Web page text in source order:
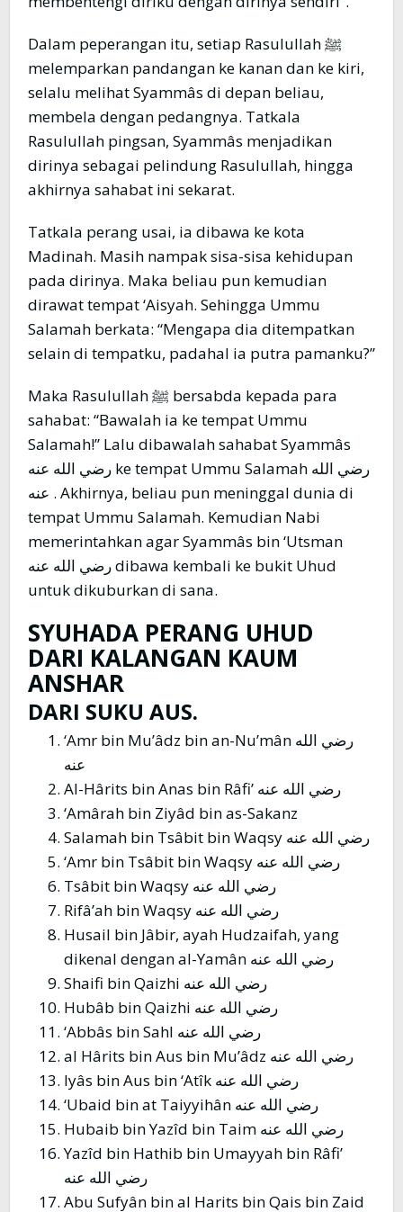
Dalam peperangan itu, setiap Rasulullah ﷺ
melemparkan pandangan ke kanan dan ke kiri,
selalu melihat Syammâs di depan beliau,
membela dengan pedangnya. Tatkala
Rasulullah pingsan, Syammâs menjadikan
dirinya sebagai pelindung Rasulullah, hingga
akhirnya sahabat ini sekarat.
Tatkala perang usai, ia dibawa ke kota
Madinah. Masih nampak sisa-sisa kehidupan
pada dirinya. Maka beliau pun kemudian
dirawat tempat ‘Aisyah. Sehingga Ummu
Salamah berkata: “Mengapa dia ditempatkan
selain di tempatku, padahal ia putra pamanku?”
Maka Rasulullah ﷺ bersabda kepada para
sahabat: “Bawalah ia ke tempat Ummu
Salamah!” Lalu dibawalah sahabat Syammâs
رضي الله عنه ke tempat Ummu Salamah رضي الله
عنه . Akhirnya, beliau pun meninggal dunia di
tempat Ummu Salamah. Kemudian Nabi
memerintahkan agar Syammâs bin ‘Utsman
رضي الله عنه dibawa kembali ke bukit Uhud
untuk dikuburkan di sana.
SYUHADA PERANG UHUD
DARI KALANGAN KAUM
ANSHAR
DARI SUKU AUS.
‘Amr bin Mu’âdz bin an-Nu’mân رضي الله
عنه
Al-Hârits bin Anas bin Râfi’ رضي الله عنه
‘Amârah bin Ziyâd bin as-Sakanz
Salamah bin Tsâbit bin Waqsy رضي الله عنه
‘Amr bin Tsâbit bin Waqsy رضي الله عنه
Tsâbit bin Waqsy رضي الله عنه
Rifâ’ah bin Waqsy رضي الله عنه
Husail bin Jâbir, ayah Hudzaifah, yang
dikenal dengan al-Yamân رضي الله عنه
Shaifi bin Qaizhi رضي الله عنه
Hubâb bin Qaizhi رضي الله عنه
‘Abbâs bin Sahl رضي الله عنه
al Hârits bin Aus bin Mu’âdz رضي الله عنه
Iyâs bin Aus bin ‘Atîk رضي الله عنه
‘Ubaid bin at Taiyyihân رضي الله عنه
Hubaib bin Yazîd bin Taim رضي الله عنه
Yazîd bin Hathib bin Umayyah bin Râfi’
رضي الله عنه
Abu Sufyân bin al Harits bin Qais bin Zaid